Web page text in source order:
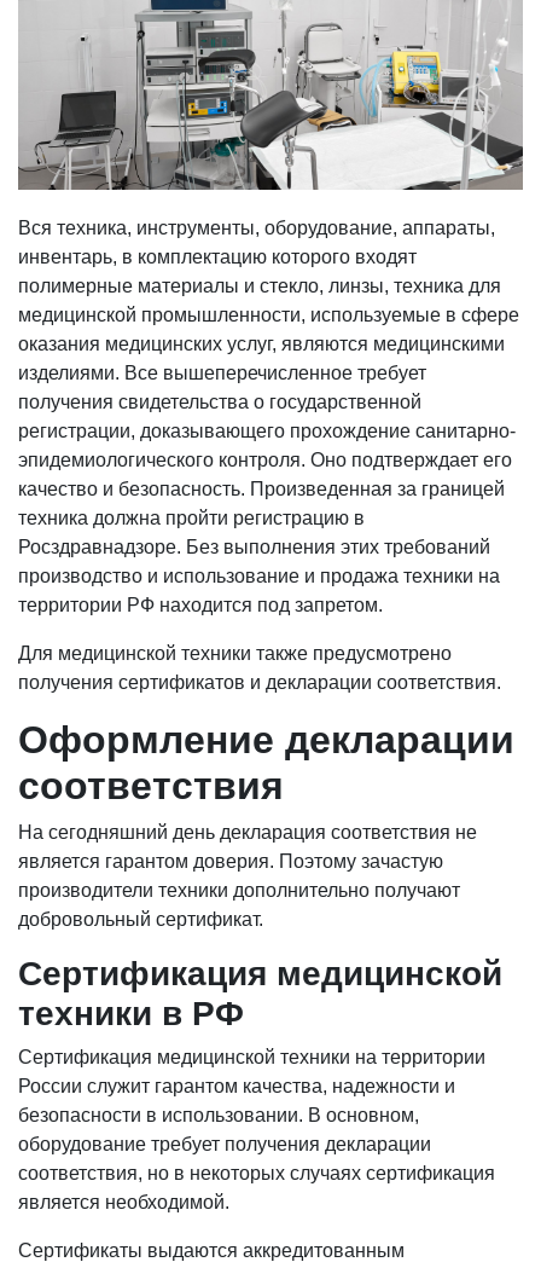
Вся техника, инструменты, оборудование, аппараты,
инвентарь, в комплектацию которого входят
полимерные материалы и стекло, линзы, техника для
медицинской промышленности, используемые в сфере
оказания медицинских услуг, являются медицинскими
изделиями. Все вышеперечисленное требует
получения свидетельства о государственной
регистрации, доказывающего прохождение санитарно-
эпидемиологического контроля. Оно подтверждает его
качество и безопасность. Произведенная за границей
техника должна пройти регистрацию в
Росздравнадзоре. Без выполнения этих требований
производство и использование и продажа техники на
территории РФ находится под запретом.
Для медицинской техники также предусмотрено
получения сертификатов и декларации соответствия.
Оформление декларации
соответствия
На сегодняшний день декларация соответствия не
является гарантом доверия. Поэтому зачастую
производители техники дополнительно получают
добровольный сертификат.
Сертификация медицинской
техники в РФ
Сертификация медицинской техники на территории
России служит гарантом качества, надежности и
безопасности в использовании. В основном,
оборудование требует получения декларации
соответствия, но в некоторых случаях сертификация
является необходимой.
Сертификаты выдаются аккредитованным